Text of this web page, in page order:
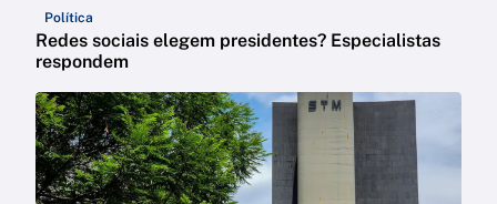
Política
Redes sociais elegem presidentes? Especialistas
respondem